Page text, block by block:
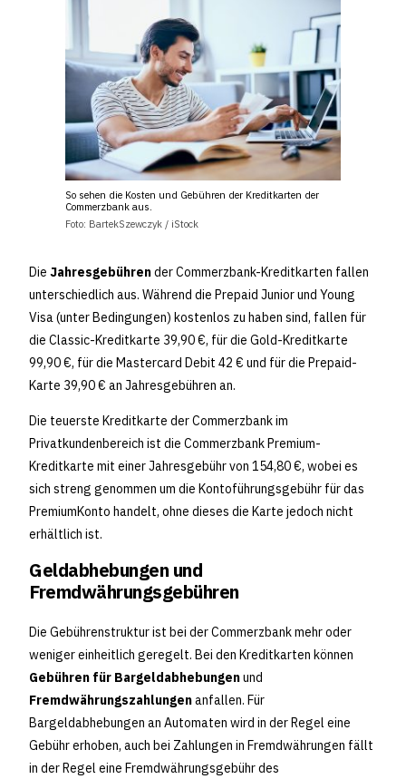
So sehen die Kosten und Gebühren der Kreditkarten der
Commerzbank aus.
Foto: BartekSzewczyk / iStock
Die Jahresgebührender Commerzbank-Kreditkarten fallen
unterschiedlich aus. Während die Prepaid Junior und Young
Visa (unter Bedingungen) kostenlos zu haben sind, fallen für
die Classic-Kreditkarte 39,90 €, für die Gold-Kreditkarte
99,90 €, für die Mastercard Debit 42 € und für die Prepaid-
Karte 39,90 € an Jahresgebühren an.
Die teuerste Kreditkarte der Commerzbank im
Privatkundenbereich ist die Commerzbank Premium-
Kreditkarte mit einer Jahresgebühr von 154,80 €, wobei es
sich streng genommen um die Kontoführungsgebühr für das
PremiumKonto handelt, ohne dieses die Karte jedoch nicht
erhältlich ist.
Geldabhebungen und
Fremdwährungsgebühren
Die Gebührenstruktur ist bei der Commerzbank mehr oder
weniger einheitlich geregelt. Bei den Kreditkarten können
Gebühren für Bargeldabhebungenund
Fremdwährungszahlungenanfallen. Für
Bargeldabhebungen an Automaten wird in der Regel eine
Gebühr erhoben, auch bei Zahlungen in Fremdwährungen fällt
in der Regel eine Fremdwährungsgebühr des